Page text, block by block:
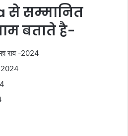
से सम्मानित
बताते है-
राव -2024
2024